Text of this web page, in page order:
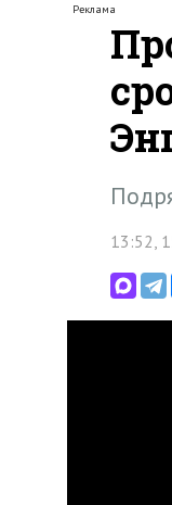
Реклама
13:52,